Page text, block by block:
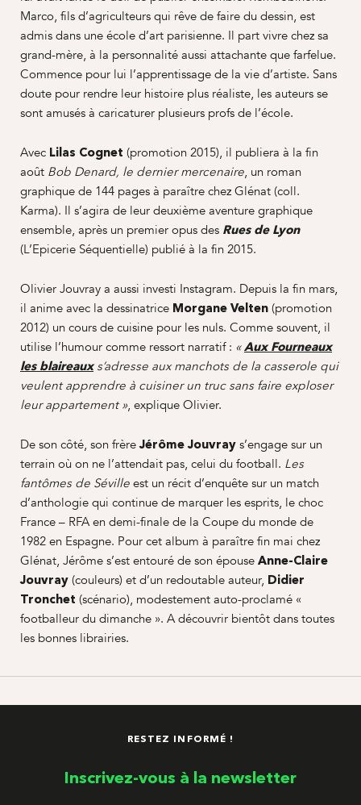
Marco, fils d’agriculteurs qui rêve de faire du dessin, est
admis dans une école d’art parisienne. Il part vivre chez sa
grand-mère, à la personnalité aussi attachante que farfelue.
Commence pour lui l’apprentissage de la vie d’artiste. Sans
doute pour rendre leur histoire plus réaliste, les auteurs se
sont amusés à caricaturer plusieurs profs de l’école.
Avec Lilas Cognet (promotion 2015), il publiera à la fin
août Bob Denard, le dernier mercenaire, un roman
graphique de 144 pages à paraître chez Glénat (coll.
Karma). Il s’agira de leur deuxième aventure graphique
ensemble, après un premier opus des Rues de Lyon
(L’Epicerie Séquentielle) publié à la fin 2015.
Olivier Jouvray a aussi investi Instagram. Depuis la fin mars,
il anime avec la dessinatrice Morgane Velten (promotion
2012) un cours de cuisine pour les nuls. Comme souvent, il
utilise l’humour comme ressort narratif : «Aux Fourneaux
les blaireauxs’adresse aux manchots de la casserole qui
veulent apprendre à cuisiner un truc sans faire exploser
leur appartement », explique Olivier.
De son côté, son frèreJérôme Jouvray s’engage sur un
terrain où on ne l’attendait pas, celui du football. Les
fantômes de Séville est un récit d’enquête sur un match
d’anthologie qui continue de marquer les esprits, le choc
France – RFA en demi-finale de la Coupe du monde de
1982 en Espagne. Pour cet album à paraître fin mai chez
Glénat, Jérôme s’est entouré de son épouse Anne-Claire
Jouvray (couleurs) et d’un redoutable auteur, Didier
Tronchet (scénario), modestement auto-proclamé «
footballeur du dimanche ». A découvrir bientôt dans toutes
les bonnes librairies.
RESTEZ INFORMÉ !
Inscrivez-vous à la newsletter